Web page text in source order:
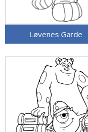
Løvenes Garde